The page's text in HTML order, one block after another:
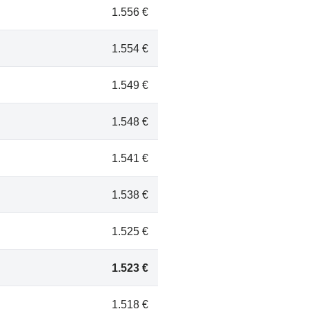
1.556 €
1.554 €
1.549 €
1.548 €
1.541 €
1.538 €
1.525 €
1.523 €
1.518 €